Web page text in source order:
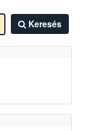
Keresés